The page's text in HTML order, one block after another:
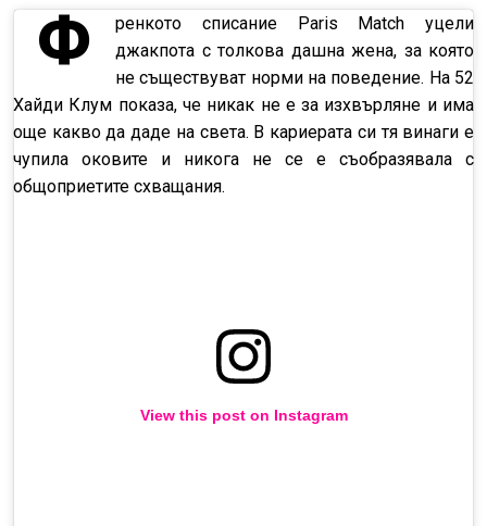
Ф ренкото списание Paris Match уцели
джакпота с толкова дашна жена, за която
не съществуват норми на поведение. На 52
Хайди Клум показа, че никак не е за изхвърляне и има
още какво да даде на света. В кариерата си тя винаги е
чупила оковите и никога не се е съобразявала с
общоприетите схващания.
View this post on Instagram